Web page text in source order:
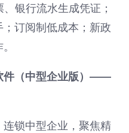
银行流水生成凭证；
订阅制低成本；新政
件（中型企业版）——
锁中型企业，聚焦精